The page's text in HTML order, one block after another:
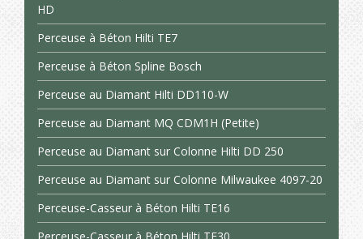
HD
Perceuse à Béton Hilti TE7
Perceuse à Béton Spline Bosch
Perceuse au Diamant Hilti DD110-W
Perceuse au Diamant MQ CDM1H (Petite)
Perceuse au Diamant sur Colonne Hilti DD 250
Perceuse au Diamant sur Colonne Milwaukee 4097-20
Perceuse-Casseur à Béton Hilti TE16